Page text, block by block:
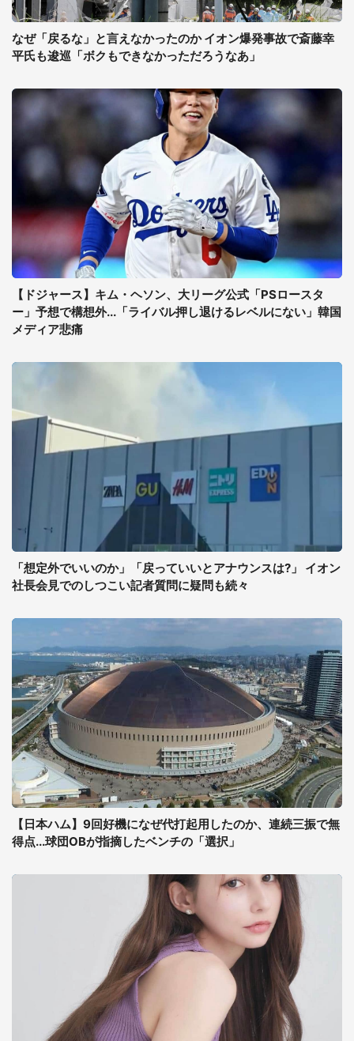
なぜ「戻るな」と言えなかったのか イオン爆発事故で斎藤幸
平氏も逡巡「ボクもできなかっただろうなあ」
【ドジャース】キム・ヘソン、大リーグ公式「PSロースタ
ー」予想で構想外...「ライバル押し退けるレベルにない」韓国
メディア悲痛
「想定外でいいのか」「戻っていいとアナウンスは?」 イオン
社長会見でのしつこい記者質問に疑問も続々
【日本ハム】9回好機になぜ代打起用したのか、連続三振で無
得点...球団OBが指摘したベンチの「選択」